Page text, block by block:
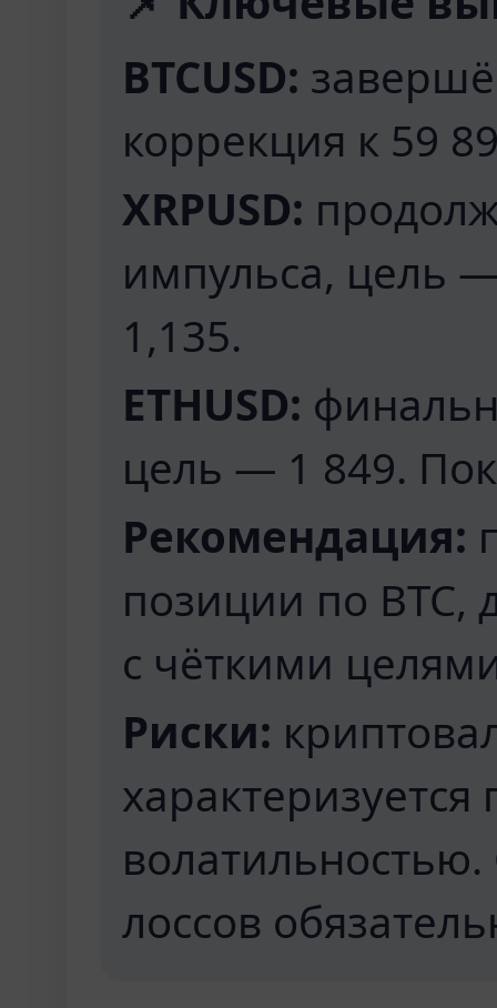
BTCUSD:
коррекция к 59
XRPUSD:
импульса, цель
1,135.
ETHUSD:
цель — 1 849.
Рекомендация:
позиции по BTC,
с чёткими
Риски:
лоссов